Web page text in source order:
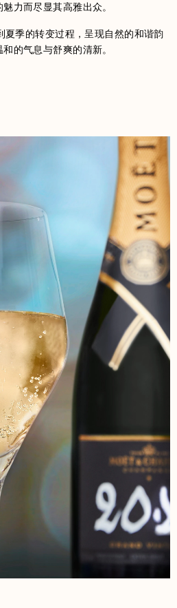
力而尽显其高雅出众。
季的转变过程，呈现自然的和谐韵
的气息与舒爽的清新。